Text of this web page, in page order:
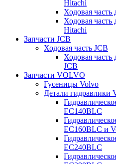
Hitachi
Ходовая часть
Ходовая часть
Hitachi
Запчасти JCB
Ходовая часть JCB
Ходовая часть
JCB
Запчасти VOLVO
Гусеницы Volvo
Детали гидравлики
EC140BLC
EC160BLC и
EC240BLC